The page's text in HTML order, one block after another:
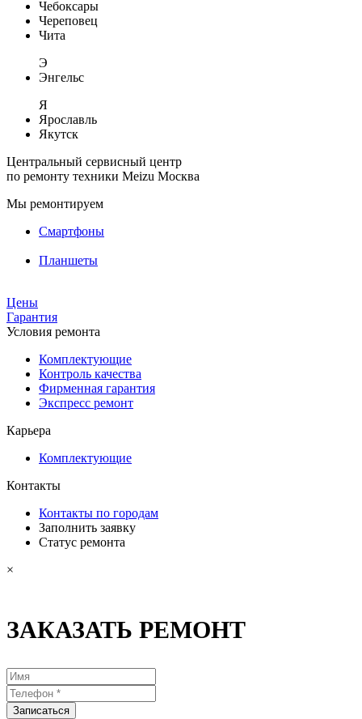
Чебоксары
Череповец
Чита
Э
Энгельс
Я
Ярославль
Якутск
Центральный сервисный центр
по ремонту техники Meizu Москва
Мы ремонтируем
Смартфоны
Планшеты
Цены
Гарантия
Условия ремонта
Комплектующие
Контроль качества
Фирменная гарантия
Экспресс ремонт
Карьера
Комплектующие
Контакты
Контакты по городам
Заполнить заявку
Статус ремонта
×
ЗАКАЗАТЬ РЕМОНТ